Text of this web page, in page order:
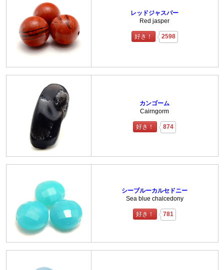
レッドジャスパー
Red jasper
好き！ 2598
カンゴーム
Cairngorm
好き！ 874
シーブルーカルセドニー
Sea blue chalcedony
好き！ 781